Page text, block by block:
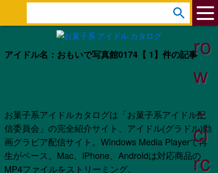
アイドル名：おもいで写真館0174【 1】件の記事
お菓子系アイドルカタログは「お菓子系アイドル配
信委員会」の完全紹介サイト、アイドル(グラドル)動
画グラビア配信サイト。Windows Media Playerで再
生がベース。Mac、iPhone、Androidは対応商品の
MP4ファイルをストリーミング。
e
r
ar
ro
w
_
ci
rc